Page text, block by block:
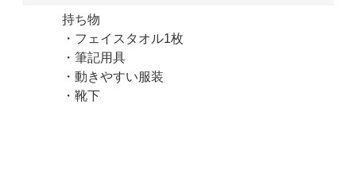
持ち物
・フェイスタオル1枚
・筆記用具
・動きやすい服装
・靴下